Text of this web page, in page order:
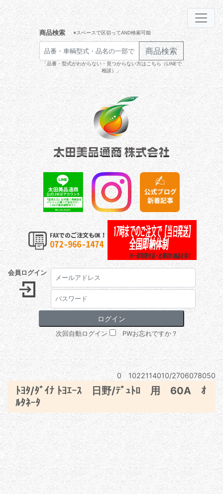
商品検索 ※スペースで区切ってAND検索可能
商品検索
「品番・型式がわからない・見つからない方はこちら（LINEで
相談）」
会員ログイン
次回自動ログイン PWお忘れですか？
0 1022114010/2706078050
ﾄﾖﾀ/ﾀﾞｲﾅ ﾄﾖｴｰｽ 日野/ﾃﾞｭﾄﾛ 用 60A ｵ
ﾙﾀﾈｰﾀ